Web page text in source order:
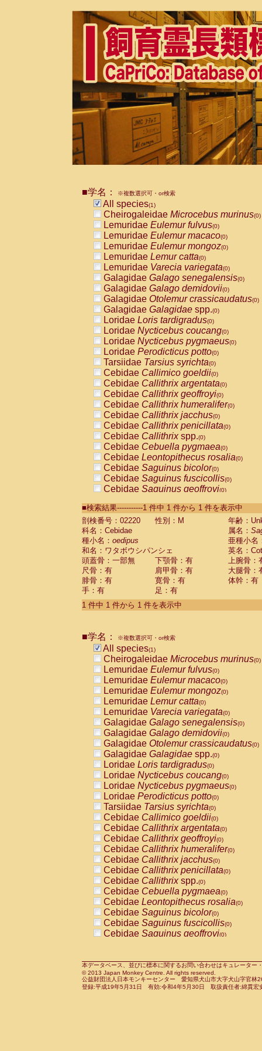
■学名： ※複数選択可・or検索
All species(1)
Cheirogaleidae Microcebus murinus(0)
Lemuridae Eulemur fulvus(0)
Lemuridae Eulemur macaco(0)
Lemuridae Eulemur mongoz(0)
Lemuridae Lemur catta(0)
Lemuridae Varecia variegata(0)
Galagidae Galago senegalensis(0)
Galagidae Galago demidovii(0)
Galagidae Otolemur crassicaudatus(0)
Galagidae Galagidae spp.(0)
Loridae Loris tardigradus(0)
Loridae Nycticebus coucang(0)
Loridae Nycticebus pygmaeus(0)
Loridae Perodicticus potto(0)
Tarsiidae Tarsius syrichta(0)
Cebidae Callimico goeldii(0)
Cebidae Callithrix argentata(0)
Cebidae Callithrix geoffroyi(0)
Cebidae Callithrix humeralifer(0)
Cebidae Callithrix jacchus(0)
Cebidae Callithrix penicillata(0)
Cebidae Callithrixspp.(0)
Cebidae Cebuella pygmaea(0)
Cebidae Leontopithecus rosalia(0)
Cebidae Saguinus bicolor(0)
Cebidae Saguinus fuscicollis(0)
Cebidae Saguinus geoffroyi(0)
CebidaeSaguinus labiatus(0)
Cebidae Saguinus leucopus (0)
Cebidae
Cebidae
CebidaeSaguinus nigricollis (0)
Cebidae Saguinus oedipus
Cebidae Saguinus weddelli
Cebidae Saguinusspp.
Cebidae Aotus trivirgatus
Cebidae Cebus albifrons
CebidaeCebus nigrivittatus
CebidaeCebus
CebidaeSaimiri boliviensis(0)
CebidaeSaimiri sciureus(0)
AtelidaeAlouatta caraya(0)
AtelidaeAlouatta fusca(0)
AtelidaeAlouatta seniculus
AtelidaeAlouattaspp.(0)
AtelidaeAteles belzebuth(0)
AtelidaeAteles geoffroyi(0)
AtelidaeAteles paniscus(0)
AtelidaeAtelesspp.(0)
Atelidae Lagothrix lagothricha
AtelidaeLagothrix lagothricha cana
PitheciidaeCacajao calvus
PitheciidaeCallicebus cupreus
PitheciidaeCallicebus donacophilus
PitheciidaeCallicebus moloch
PitheciidaeCallicebus torquatus
PitheciidaeCallicebusspp.(0)
PitheciidaeChiropotes satanas(0)
PitheciidaePithecia monachus
PitheciidaePithecia pithecia(0)
CercopithecidaeCercocebus agilis
CercopithecidaeCercocebus
CercopithecidaeCercocebus
CercopithecidaeCercocebus
CercopithecidaeCercocebus
CercopithecidaeCercocebushybrid
CercopithecidaePapio anubis(0)
CercopithecidaePapio cynocephalus
CercopithecidaePapio hamadryas(0)
■検索結果-----------1 件中 1 件から 1 件を表示中
剖検番号：02220
性別：M
年齢：
科名：Cebidae
属名：
種小名： oedipus
亜種小名
和名：ワタボウシパンシェ
英名：
頭蓋骨：一部無
下顎骨：有
上腕骨：
尺骨：有
肩甲骨：有
大腿骨：
腓骨：有
寛骨：有
体幹：有
手：有
足：有
1 件中 1 件から 1 件を表示中
■学名： ※複数選択可・or検索
All species(1)
Cheirogaleidae Microcebus murinus(0)
Lemuridae Eulemur fulvus(0)
Lemuridae Eulemur macaco(0)
Lemuridae Eulemur mongoz(0)
Lemuridae Lemur catta(0)
Lemuridae Varecia variegata(0)
Galagidae Galago senegalensis(0)
Galagidae Galago demidovii(0)
Galagidae Otolemur crassicaudatus(0)
Galagidae Galagidae spp.(0)
Loridae Loris tardigradus(0)
Loridae Nycticebus coucang(0)
Loridae Nycticebus pygmaeus(0)
Loridae Perodicticus potto(0)
Tarsiidae Tarsius syrichta(0)
Cebidae Callimico goeldii(0)
Cebidae Callithrix argentata(0)
Cebidae Callithrix geoffroyi(0)
Cebidae Callithrix humeralifer(0)
Cebidae Callithrix jacchus(0)
Cebidae Callithrix penicillata(0)
Cebidae Callithrixspp.(0)
Cebidae Cebuella pygmaea(0)
Cebidae Leontopithecus rosalia(0)
Cebidae Saguinus bicolor(0)
Cebidae Saguinus fuscicollis(0)
Cebidae Saguinus geoffroyi(0)
CebidaeSaguinus leucopus(0)
CebidaeSaguinus midas(0)
Cebidae Saguinus mystax(0)
本データベース、並びに標本に関するお問い合わせはキュレータ
© 2013 Japan Monkey Centre. All rights reserved.
公益財団法人日本モンキーセンター 愛知県犬山市大字犬山字官
登録:平成19年5月31日 有効:令和4年5月30日 取扱責任者:綿貫宏